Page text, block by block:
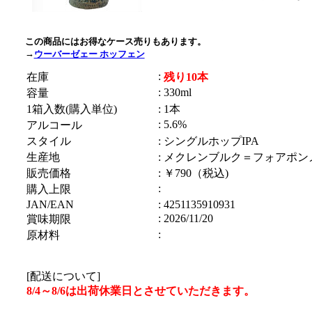
この商品にはお得なケース売りもあります。
→ ウーバーゼェー ホッフェン
在庫 : 残り10本
容量
: 330ml
1箱入数(購入単位)
: 1本
アルコール
: 5.6%
スタイル
: シングルホップIPA
生産地
: メクレンブルク＝フォアポン
販売価格
: ￥790（税込)
購入上限
:
JAN/EAN
: 4251135910931
賞味期限
: 2026/11/20
原材料
:
[配送について]
8/4～8/6は出荷休業日とさせていただきます。